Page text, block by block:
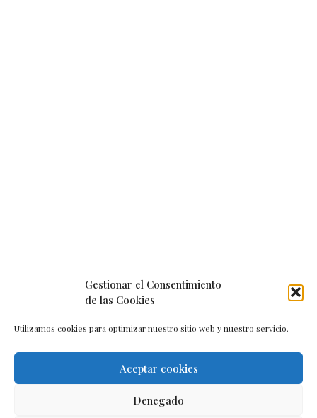
Gestionar el Consentimiento
de las Cookies
Utilizamos cookies para optimizar nuestro sitio web y nuestro servicio.
Aceptar cookies
Denegado